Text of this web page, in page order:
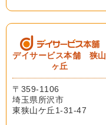
デイサービス本舗 狭山
ヶ丘
〒359-1106
埼玉県所沢市
東狭山ケ丘1-31-47